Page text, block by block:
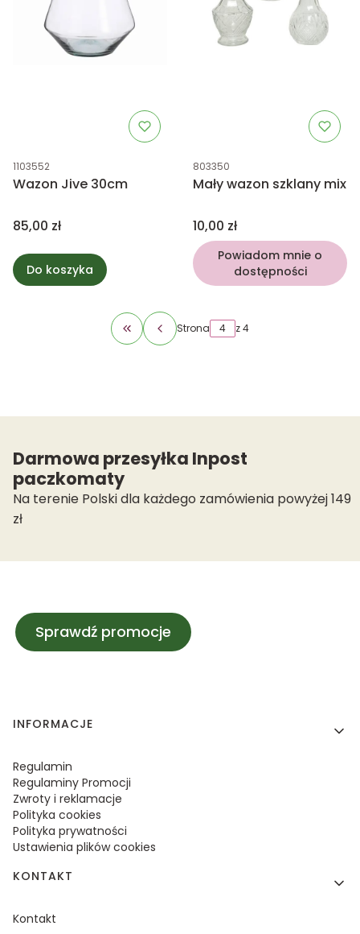
Kod produktu
1103552
Wazon Jive 30cm
Cena
85,00 zł
Do koszyka
Kod produktu
803350
Mały wazon szklany mix
Cena
10,00 zł
Powiadom mnie o
dostępności
Wróć do pierwszej strony z produktami
Strona z 4
Darmowa przesyłka Inpost
paczkomaty
Na terenie Polski dla każdego zamówienia powyżej 149
zł
Sprawdź promocje
Linki w stopce
INFORMACJE
Regulamin
Regulaminy Promocji
Zwroty i reklamacje
Polityka cookies
Polityka prywatności
Ustawienia plików cookies
KONTAKT
Kontakt